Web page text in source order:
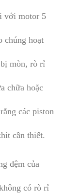
với motor 5
chúng hoạt
mòn, rò rỉ
chữa hoặc
các piston
cần thiết.
đệm của
có rò rỉ